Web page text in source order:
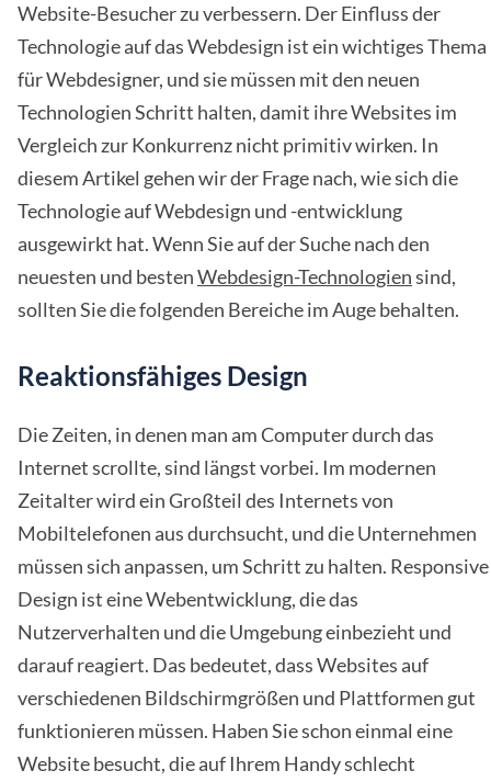
Website-Besucher zu verbessern. Der Einfluss der
Technologie auf das Webdesign ist ein wichtiges Thema
für Webdesigner, und sie müssen mit den neuen
Technologien Schritt halten, damit ihre Websites im
Vergleich zur Konkurrenz nicht primitiv wirken. In
diesem Artikel gehen wir der Frage nach, wie sich die
Technologie auf Webdesign und -entwicklung
ausgewirkt hat. Wenn Sie auf der Suche nach den
neuesten und bestenWebdesign-Technologiensind,
sollten Sie die folgenden Bereiche im Auge behalten.
Reaktionsfähiges Design
Die Zeiten, in denen man am Computer durch das
Internet scrollte, sind längst vorbei. Im modernen
Zeitalter wird ein Großteil des Internets von
Mobiltelefonen aus durchsucht, und die Unternehmen
müssen sich anpassen, um Schritt zu halten. Responsive
Design ist eine Webentwicklung, die das
Nutzerverhalten und die Umgebung einbezieht und
darauf reagiert. Das bedeutet, dass Websites auf
verschiedenen Bildschirmgrößen und Plattformen gut
funktionieren müssen. Haben Sie schon einmal eine
Website besucht, die auf Ihrem Handy schlecht